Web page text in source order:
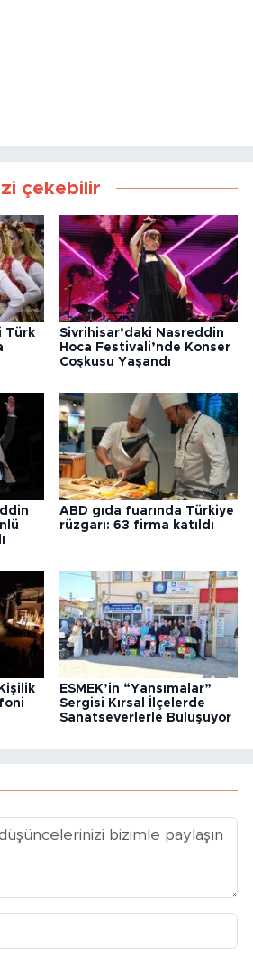
çekebilir
Türk
Sivrihisar’daki Nasreddin
Hoca Festivali’nde Konser
Coşkusu Yaşandı
ABD gıda fuarında Türkiye
rüzgarı: 63 firma katıldı
ESMEK’in “Yansımalar”
Sergisi Kırsal İlçelerde
Sanatseverlerle Buluşuyor